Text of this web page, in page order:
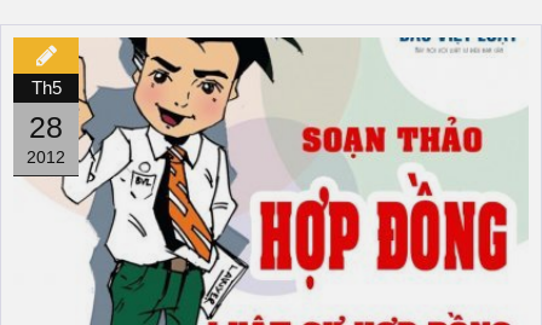
Th5
28
2012